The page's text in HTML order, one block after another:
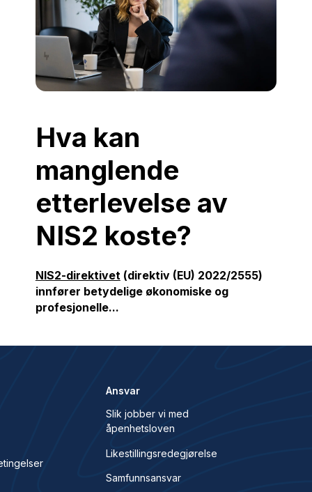
Hva kan
manglende
etterlevelse av
NIS2 koste?
NIS2-direktivet (direktiv (EU) 2022/2555)
innfører betydelige økonomiske og
profesjonelle...
Ansvar
Slik jobber vi med
åpenhetsloven
Likestillingsredegjørelse
Samfunnsansvar